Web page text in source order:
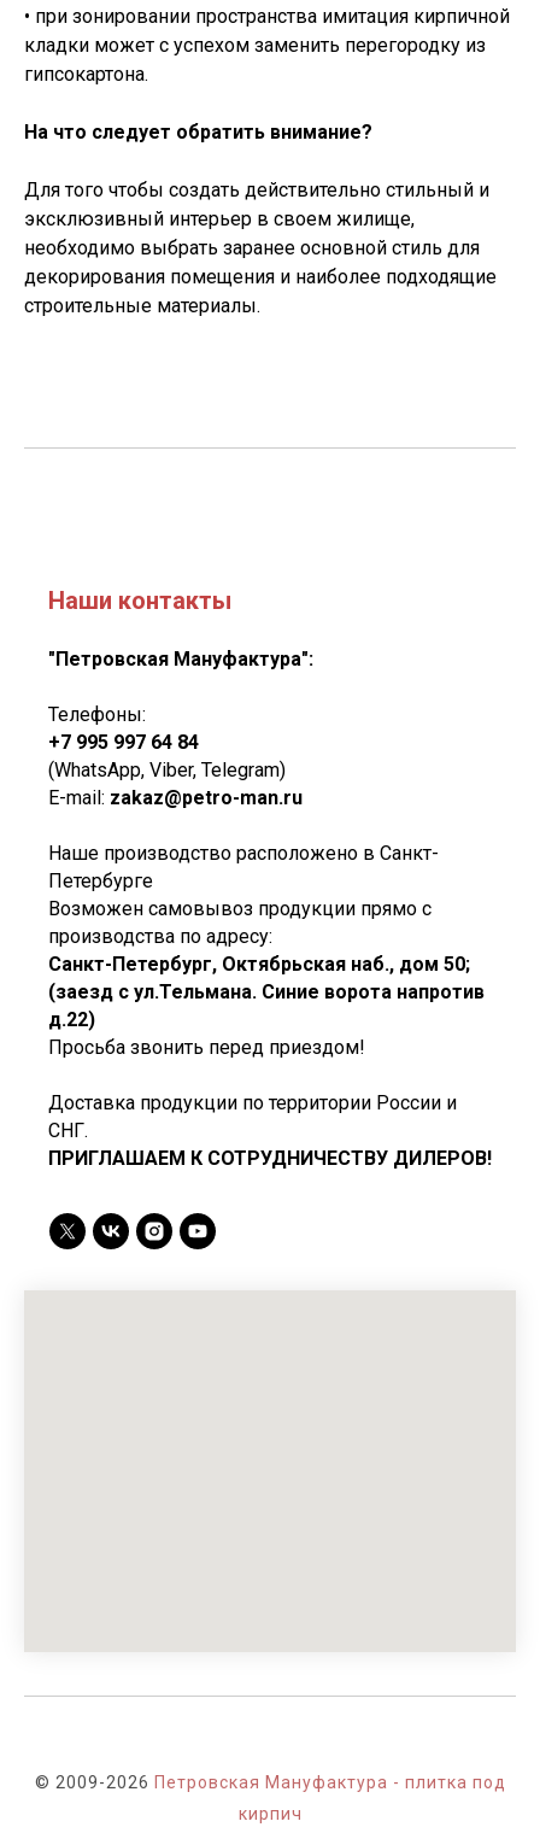
• при зонировании пространства имитация кирпичной
кладки может с успехом заменить перегородку из
гипсокартона.
На что следует обратить внимание?
Для того чтобы создать действительно стильный и
эксклюзивный интерьер в своем жилище,
необходимо выбрать заранее основной стиль для
декорирования помещения и наиболее подходящие
строительные материалы.
Наши контакты
"Петровская Мануфактура":
Телефоны:
+7 995 997 64 84
(WhatsApp, Viber, Telegram)
E-mail: zakaz@petro-man.ru
Наше производство расположено в Санкт-
Петербурге
Возможен самовывоз продукции прямо с
производства по адресу:
Санкт-Петербург, Октябрьская наб., дом 50;
(заезд с ул.Тельмана. Синие ворота напротив
д.22)
Просьба звонить перед приездом!
Доставка продукции по территории России и
СНГ.
ПРИГЛАШАЕМ К СОТРУДНИЧЕСТВУ ДИЛЕРОВ!
© 2009-2026 Петровская Мануфактура - плитка под
кирпич